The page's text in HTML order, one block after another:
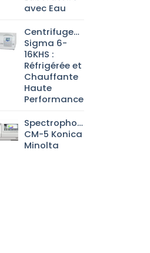
avec Eau
Centrifugeuse
Sigma 6-
16KHS :
Réfrigérée et
Chauffante
Haute
Performance
Spectrophotomètre
CM-5 Konica
Minolta